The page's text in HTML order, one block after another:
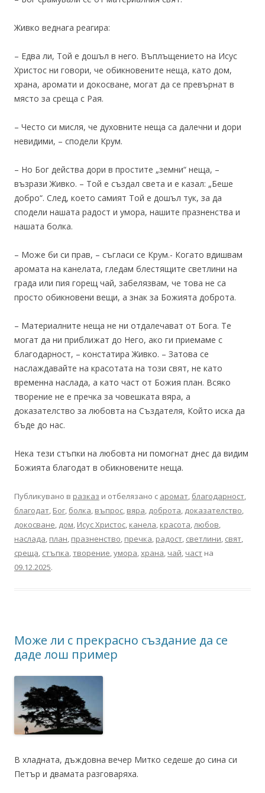
Живко веднага реагира:
– Едва ли, Той е дошъл в него. Въплъщението на Исус
Христос ни говори, че обикновените неща, като дом,
храна, аромати и докосване, могат да се превърнат в
място за среща с Рая.
– Често си мисля, че духовните неща са далечни и дори
невидими, – сподели Крум.
– Но Бог действа дори в простите „земни“ неща, –
възрази Живко. – Той е създал света и е казал: „Беше
добро“. След, което самият Той е дошъл тук, за да
сподели нашата радост и умора, нашите празненства и
нашата болка.
– Може би си прав, – съгласи се Крум.- Когато вдишвам
аромата на канелата, гледам блестящите светлини на
града или пия горещ чай, забелязвам, че това не са
просто обикновени вещи, а знак за Божията доброта.
– Материалните неща не ни отдалечават от Бога. Те
могат да ни приближат до Него, ако ги приемаме с
благодарност, – констатира Живко. – Затова се
наслаждавайте на красотата на този свят, не като
временна наслада, а като част от Божия план. Всяко
творение не е пречка за човешката вяра, а
доказателство за любовта на Създателя, Който иска да
бъде до нас.
Нека тези стъпки на любовта ни помогнат днес да видим
Божията благодат в обикновените неща.
Публикувано в разказ и отбелязано с аромат, благодарност,
благодат, Бог, болка, въпрос, вяра, доброта, доказателство,
докосване, дом, Исус Христос, канела, красота,любов,
наслада, план, празненство, пречка, радост, светлини, свят,
среща, стъпка,творение,умора,храна, чай, част на
09.12.2025.
Може ли с прекрасно създание да се
даде лош пример
В хладната, дъждовна вечер Митко седеше до сина си
Петър и двамата разговаряха.